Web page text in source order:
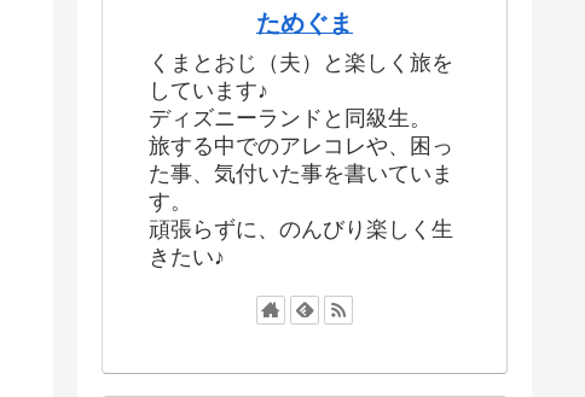
ためぐま
くまとおじ（夫）と楽しく旅を
しています♪
ディズニーランドと同級生。
旅する中でのアレコレや、困っ
た事、気付いた事を書いていま
す。
頑張らずに、のんびり楽しく生
きたい♪